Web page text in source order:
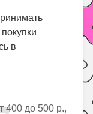
в
400 до 500 р.,